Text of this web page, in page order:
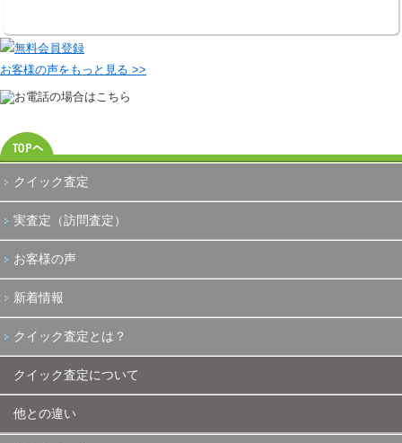
お客様の声をもっと見る >>
クイック査定
実査定（訪問査定）
お客様の声
新着情報
クイック査定とは？
クイック査定について
他との違い